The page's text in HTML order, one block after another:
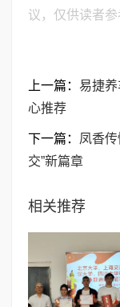
议，仅供读者参
上一篇： 易捷
心推荐
下一篇： 凤香
交”新篇章
相关推荐